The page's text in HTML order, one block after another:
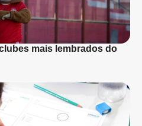
mais lembrados do